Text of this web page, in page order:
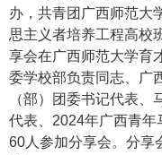
办，共青团广西师范大
思主义者培养工程高校
享会在广西师范大学育
委学校部负责同志、广
（部）团委书记代表
代表、2024年广西青
60人参加分享会。分享